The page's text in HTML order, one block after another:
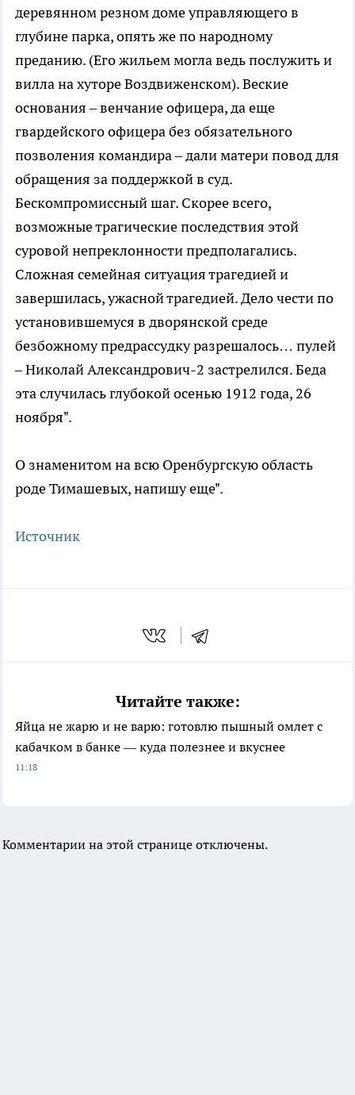
деревянном резном доме управляющего в
глубине парка, опять же по народному
преданию. (Его жильем могла ведь послужить и
вилла на хуторе Воздвиженском). Веские
основания – венчание офицера, да еще
гвардейского офицера без обязательного
позволения командира – дали матери повод для
обращения за поддержкой в суд.
Бескомпромиссный шаг. Скорее всего,
возможные трагические последствия этой
суровой непреклонности предполагались.
Сложная семейная ситуация трагедией и
завершилась, ужасной трагедией. Дело чести по
установившемуся в дворянской среде
безбожному предрассудку разрешалось… пулей
– Николай Александрович-2 застрелился. Беда
эта случилась глубокой осенью 1912 года, 26
ноября".
О знаменитом на всю Оренбургскую область
роде Тимашевых, напишу еще".
Источник
Читайте также:
Яйца не жарю и не варю: готовлю пышный омлет с
кабачком в банке — куда полезнее и вкуснее
11:18
Комментарии на этой странице отключены.